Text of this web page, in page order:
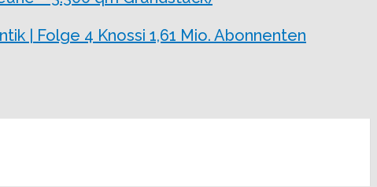
| Folge 4 Knossi 1,61 Mio. Abonnenten